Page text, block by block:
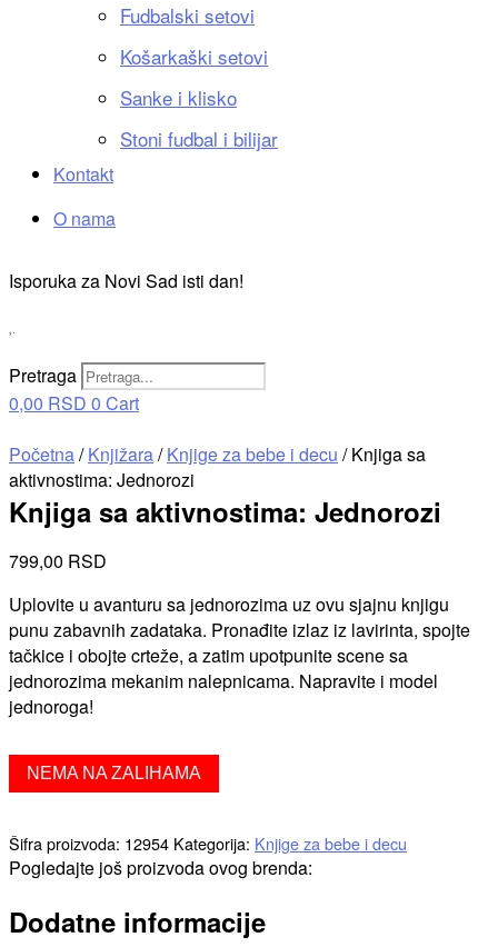
Fudbalski setovi
Košarkaški setovi
Sanke i klisko
Stoni fudbal i bilijar
Kontakt
O nama
Isporuka za Novi Sad isti dan!
Pretraga
0,00 RSD 0 Cart
Početna/Knjižara/Knjige za bebe i decu / Knjiga sa
aktivnostima: Jednorozi
Knjiga sa aktivnostima: Jednorozi
799,00 RSD
Uplovite u avanturu sa jednorozima uz ovu sjajnu knjigu
punu zabavnih zadataka. Pronađite izlaz iz lavirinta, spojte
tačkice i obojte crteže, a zatim upotpunite scene sa
jednorozima mekanim nalepnicama. Napravite i model
jednoroga!
NEMA NA ZALIHAMA
Šifra proizvoda: 12954 Kategorija: Knjige za bebe i decu
Pogledajte još proizvoda ovog brenda:
Dodatne informacije